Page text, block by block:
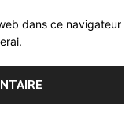
dans ce navigateur